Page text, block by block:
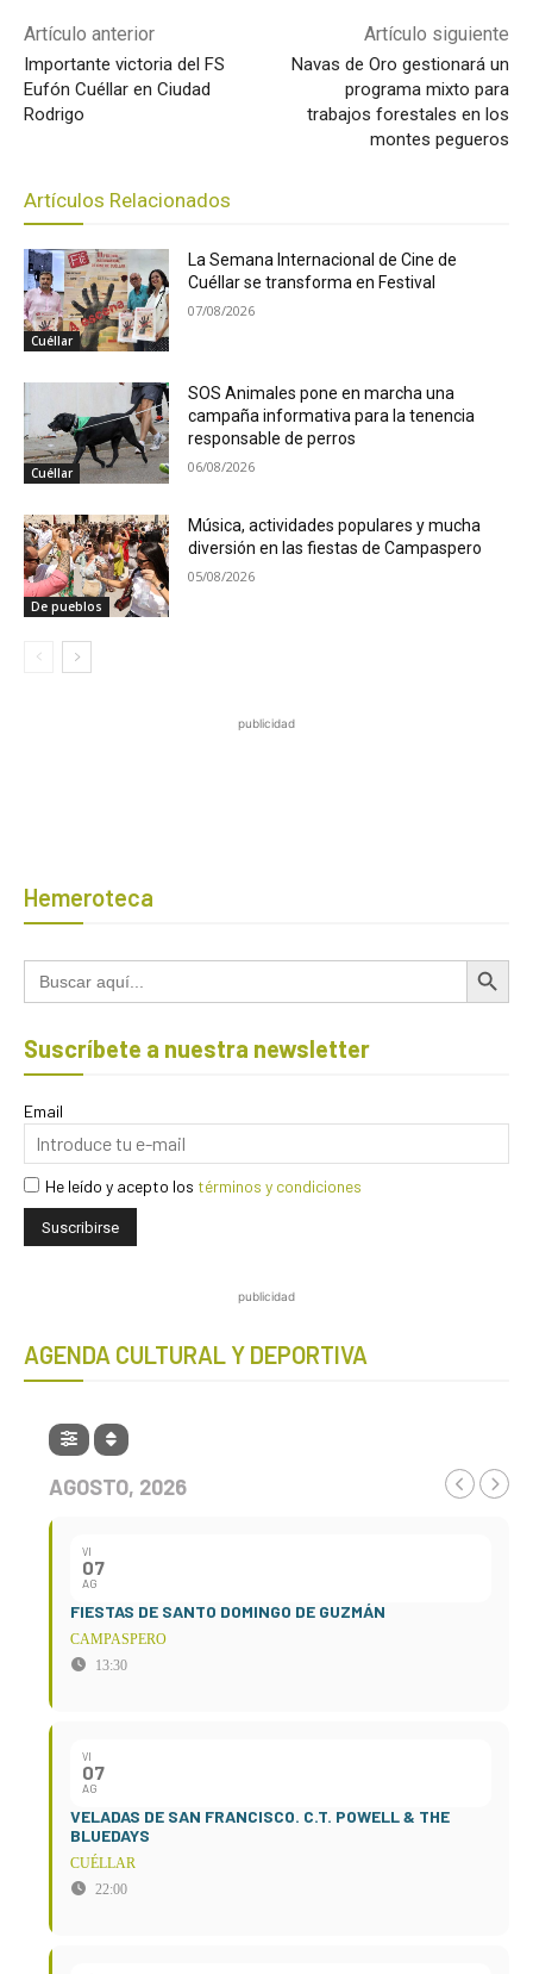
Artículo anterior
Importante victoria del FS
Eufón Cuéllar en Ciudad
Rodrigo
Artículo siguiente
Navas de Oro gestionará un
programa mixto para
trabajos forestales en los
montes pegueros
Artículos Relacionados
Cuéllar
La Semana Internacional de Cine de
Cuéllar se transforma en Festival
07/08/2026
Cuéllar
SOS Animales pone en marcha una
campaña informativa para la tenencia
responsable de perros
06/08/2026
De pueblos
Música, actividades populares y mucha
diversión en las fiestas de Campaspero
05/08/2026
publicidad
Hemeroteca
Buscar: Botón de
Suscríbete a nuestra newsletter
Email
He leído y acepto los términos y condiciones
publicidad
AGENDA CULTURAL Y DEPORTIVA
AGOSTO, 2026
VI
07
AG
FIESTAS DE SANTO DOMINGO DE GUZMÁN
CAMPASPERO
13:30
VI
07
AG
VELADAS DE SAN FRANCISCO. C.T. POWELL & THE
BLUEDAYS
CUÉLLAR
22:00